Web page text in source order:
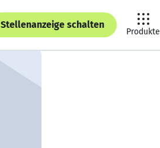
Stellenanzeige schalten
Produkte